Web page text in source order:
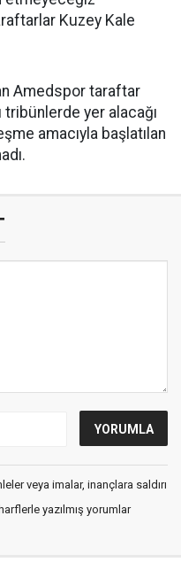
Kuzey Kale
Amedspor taraftar
tribünlerde yer alacağı
amacıyla başlatılan
veya imalar, inançlara saldırı
yazılmış yorumlar